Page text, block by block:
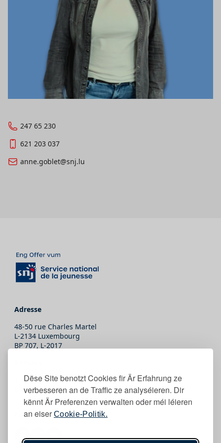
Dëse Site benotzt Cookies fir Är Erfahrung ze
verbesseren an de Traffic ze analyséieren. Dir
kënnt Är Preferenzen verwalten oder méi léieren
an eiser Cookie-Politik.
247 65 230
621 203 037
anne.goblet@snj.lu
Adresse
48-50 rue Charles Martel
L-2134 Luxembourg
BP 707, L-2017
(+352) 247-86465
secretariat@snj.lu
Follow eis